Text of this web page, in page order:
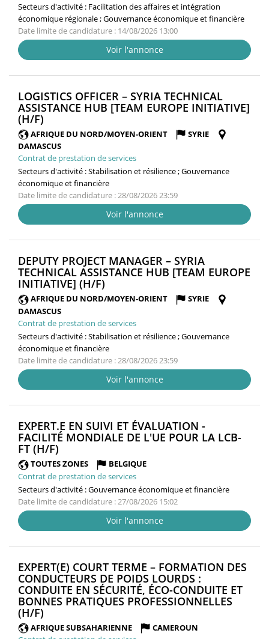
Secteurs d'activité : Facilitation des affaires et intégration
économique régionale ; Gouvernance économique et financière
Date limite de candidature : 14/08/2026 13:00
Voir l'annonce
LOGISTICS OFFICER – SYRIA TECHNICAL
ASSISTANCE HUB [TEAM EUROPE INITIATIVE]
(H/F)
FENÊTRE)
AFRIQUE DU NORD/MOYEN-ORIENT
SYRIE
DAMASCUS
Contrat de prestation de services
Secteurs d'activité :Stabilisation et résilience ; Gouvernance
économique et financière
Date limite de candidature : 28/08/2026 23:59
Voir l'annonce
DEPUTY PROJECT MANAGER – SYRIA
TECHNICAL ASSISTANCE HUB [TEAM EUROPE
INITIATIVE] (H/F)
FENÊTRE)
AFRIQUE DU NORD/MOYEN-ORIENT
SYRIE
DAMASCUS
Contrat de prestation de services
Secteurs d'activité :Stabilisation et résilience ; Gouvernance
économique et financière
Date limite de candidature : 28/08/2026 23:59
Voir l'annonce
EXPERT.E EN SUIVI ET ÉVALUATION -
FACILITÉ MONDIALE DE L'UE POUR LA LCB-
FT (H/F)
FENÊTRE)
TOUTES ZONES
BELGIQUE
Contrat de prestation de services
Secteurs d'activité :Gouvernance économique et financière
Date limite de candidature : 27/08/2026 15:02
Voir l'annonce
EXPERT(E) COURT TERME – FORMATION DES
CONDUCTEURS DE POIDS LOURDS :
CONDUITE EN SÉCURITÉ, ÉCO-CONDUITE ET
BONNES PRATIQUES PROFESSIONNELLES
(H/F) (NOUVELLE
FENÊTRE)
AFRIQUE SUBSAHARIENNE
CAMEROUN